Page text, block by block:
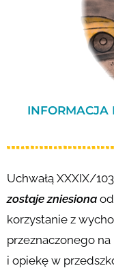
INFORMACJA
Uchwałą XXXIX/
zostaje zniesiona
korzystanie z
przeznaczonego
i opiekę w